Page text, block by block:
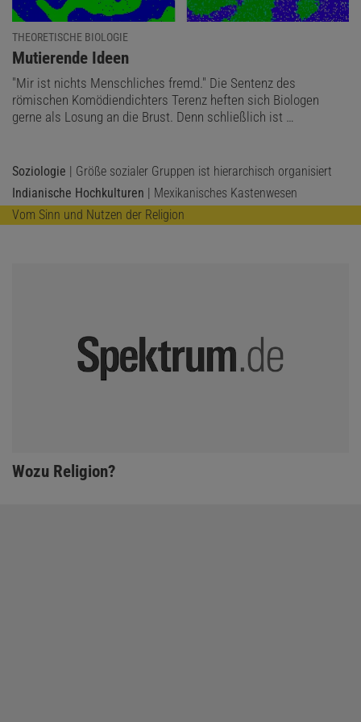
THEORETISCHE BIOLOGIE
:
Mutierende Ideen
"Mir ist nichts Menschliches fremd." Die Sentenz des
römischen Komödiendichters Terenz heften sich Biologen
gerne als Losung an die Brust. Denn schließlich ist …
Soziologie | Größe sozialer Gruppen ist hierarchisch organisiert
Indianische Hochkulturen | Mexikanisches Kastenwesen
Vom Sinn und Nutzen der Religion
:
Wozu Religion?